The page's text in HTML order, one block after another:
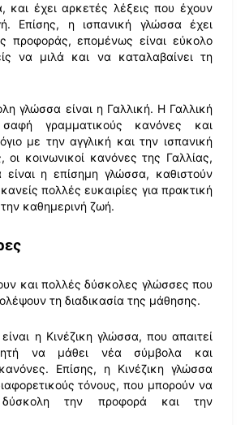
και έχει αρκετές λέξεις που έχουν
Επίσης, η ισπανική γλώσσα έχει
προφοράς, επομένως είναι εύκολο
να μιλά και να καταλαβαίνει τη
γλώσσα είναι η Γαλλική. Η Γαλλική
γραμματικούς κανόνες και
με την αγγλική και την ισπανική
οι κοινωνικοί κανόνες της Γαλλίας,
η επίσημη γλώσσα, καθιστούν
πολλές ευκαιρίες για πρακτική
καθημερινή ζωή.
και πολλές δύσκολες γλώσσες που
τη διαδικασία της μάθησης.
η Κινέζικη γλώσσα, που απαιτεί
να μάθει νέα σύμβολα και
Επίσης, η Κινέζικη γλώσσα
τόνους, που μπορούν να
δύσκολη την προφορά και την